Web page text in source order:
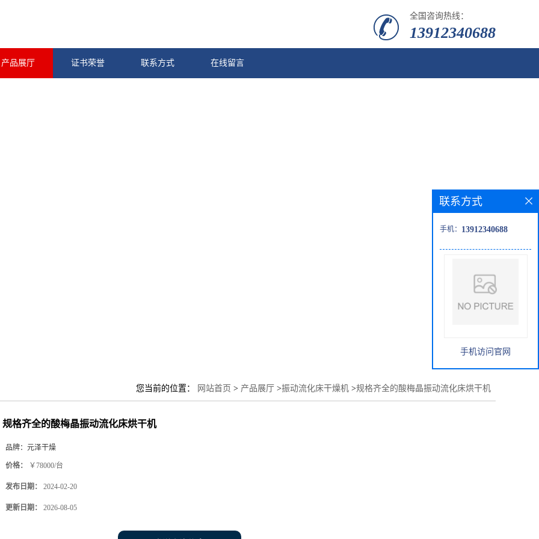
全国咨询热线：
13912340688
产品展厅 证书荣誉 联系方式 在线留言
您当前的位置： 网站首页 > 产品展厅 >振动流化床干燥机 >规格齐全的酸梅晶振动流化床烘干机
规格齐全的酸梅晶振动流化床烘干机
品牌： 元泽干燥
价格： ￥78000/台
发布日期： 2024-02-20
更新日期： 2026-08-05
联系方式
手机： 13912340688
手机访问官网